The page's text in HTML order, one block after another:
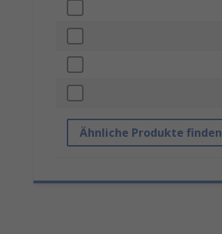
Ähnliche Produkte finden